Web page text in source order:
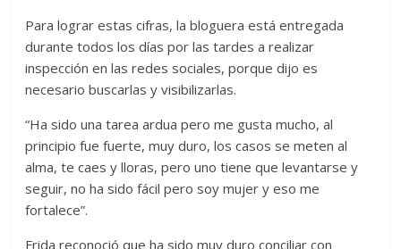
Para lograr estas cifras, la bloguera está entregada
durante todos los días por las tardes a realizar
inspección en las redes sociales, porque dijo es
necesario buscarlas y visibilizarlas.
“Ha sido una tarea ardua pero me gusta mucho, al
principio fue fuerte, muy duro, los casos se meten al
alma, te caes y lloras, pero uno tiene que levantarse y
seguir, no ha sido fácil pero soy mujer y eso me
fortalece”.
Frida reconoció que ha sido muy duro conciliar con